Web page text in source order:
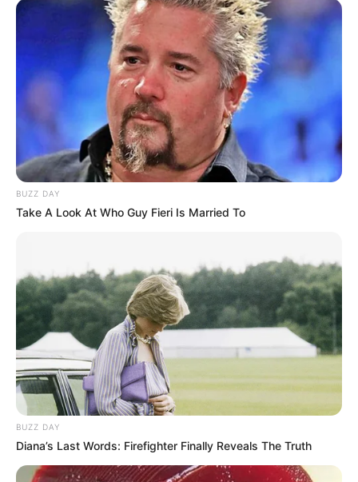
Serem! 9 Chat Ojek Online &
Pelanggan Ini Bikin Auto
Merinding
Bikin Ngakak, 10 Potret
Cosplay Murah Pakai Bahan
Anti Mainstream, 10 Cara
Membawa Barang Belanjaan
Versi Warga Thailand
BUZZ DAY
Take A Look At Who Guy Fieri Is Married To
BUZZ DAY
Diana’s Last Words: Firefighter Finally Reveals The Truth